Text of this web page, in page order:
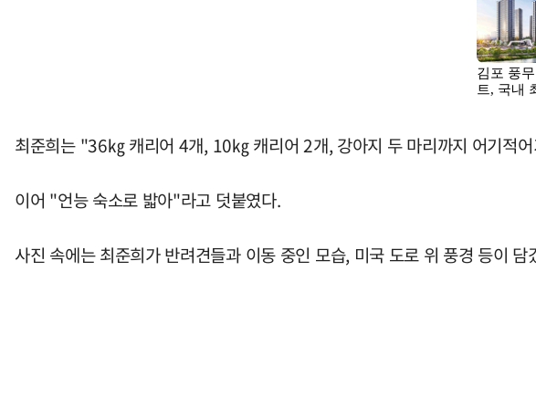
최준희는 "36㎏ 캐리어 4개, 10㎏ 캐리어 2개, 강아지 두 마리까지 어기적
이어 "언능 숙소로 밟아"라고 덧붙였다.
사진 속에는 최준희가 반려견들과 이동 중인 모습, 미국 도로 위 풍경 등이